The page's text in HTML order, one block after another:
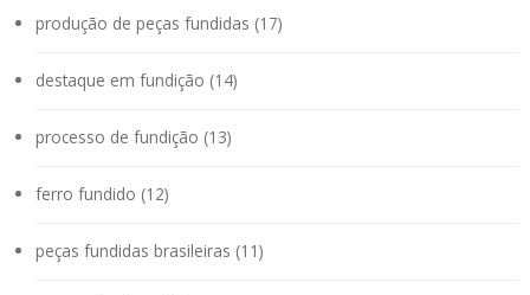
produção de peças fundidas (17)
destaque em fundição (14)
processo de fundição (13)
ferro fundido (12)
peças fundidas brasileiras (11)